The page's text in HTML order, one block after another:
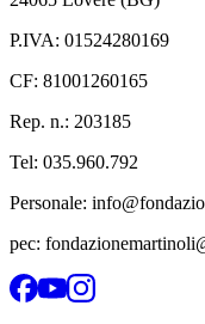
P.IVA: 01524280169
CF: 81001260165
Rep. n.: 203185
Tel: 035.960.792
Personale:
pec: